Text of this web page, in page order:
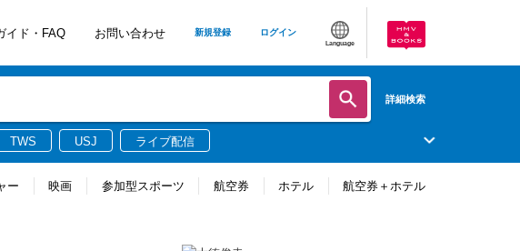
イド・FAQ お問い合わせ 新規登録 ログイン
Language
詳細検索
TWS USJ ライブ配信
ー 映画 参加型スポーツ 航空券 ホテル 航空券＋ホテル